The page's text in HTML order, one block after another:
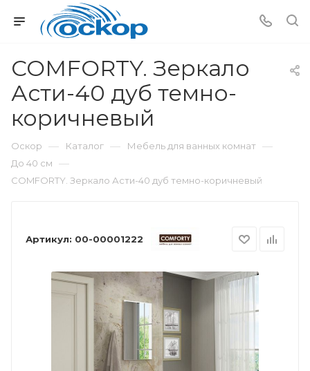
COMFORTY. Зеркало
Асти-40 дуб темно-
коричневый
Оскор — Каталог — Мебель для ванных комнат —
До 40 см —
COMFORTY. Зеркало Асти-40 дуб темно-коричневый
Артикул: 00-00001222